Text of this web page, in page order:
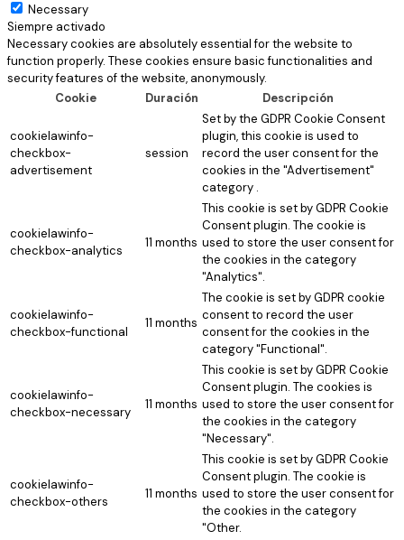
Necessary
Siempre activado
Necessary cookies are absolutely essential for the website to
function properly. These cookies ensure basic functionalities and
security features of the website, anonymously.
Cookie
Duración Descripción
cookielawinfo-
checkbox-
advertisement
session
Set by the GDPR Cookie Consent
plugin, this cookie is used to
record the user consent for the
cookies in the "Advertisement"
category .
cookielawinfo-
checkbox-analytics
11 months
This cookie is set by GDPR Cookie
Consent plugin. The cookie is
used to store the user consent for
the cookies in the category
"Analytics".
cookielawinfo-
checkbox-functional
11 months
The cookie is set by GDPR cookie
consent to record the user
consent for the cookies in the
category "Functional".
cookielawinfo-
checkbox-necessary
11 months
This cookie is set by GDPR Cookie
Consent plugin. The cookies is
used to store the user consent for
the cookies in the category
"Necessary".
cookielawinfo-
checkbox-others
11 months
This cookie is set by GDPR Cookie
Consent plugin. The cookie is
used to store the user consent for
the cookies in the category
"Other.